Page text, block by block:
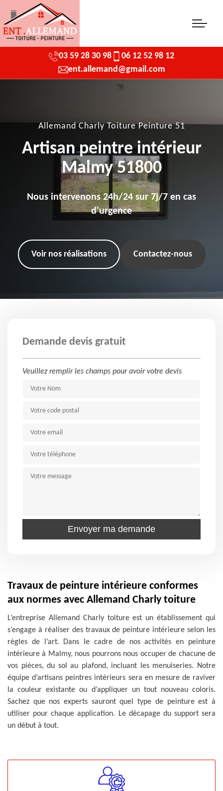
03 59 28 30 98
06 12 52 98 12
ent.allemand@gmail.com
Allemand Charly Toiture Peinture 51
Artisan peintre intérieur
Malmy 51800
Nous intervenons 24h/24 sur 7j/7 en cas
d'urgence
Voir nos réalisations Contactez-nous
Demande devis gratuit
Veuillez remplir les champs pour avoir votre devis
Travaux de peinture intérieure conformes
aux normes avec Allemand Charly toiture
L’entreprise Allemand Charly toiture est un établissement qui
s’engage à réaliser des travaux de peinture intérieure selon les
règles de l’art. Dans le cadre de nos activités en peinture
intérieure à Malmy, nous pourrons nous occuper de chacune de
vos pièces, du sol au plafond, incluant les menuiseries. Notre
équipe d’artisans peintres intérieurs sera en mesure de raviver
la couleur existante ou d’appliquer un tout nouveau coloris.
Sachez que nos experts sauront quel type de peinture est à
utiliser pour chaque application. Le décapage du support sera
un début à tout.